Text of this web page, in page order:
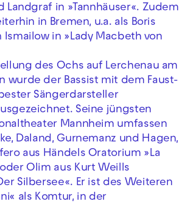
Landgraf in »Tannhäuser«. Zudem
in Bremen, u.a. als Boris
Ismailow in »Lady Macbeth von
des Ochs auf Lerchenau am
wurde der Bassist mit dem Faust-
Sängerdarsteller
Seine jüngsten
Mannheim umfassen
Daland, Gurnemanz und Hagen,
aus Händels Oratorium »La
Olim aus Kurt Weills
Silbersee«. Er ist des Weiteren
als Komtur, in der